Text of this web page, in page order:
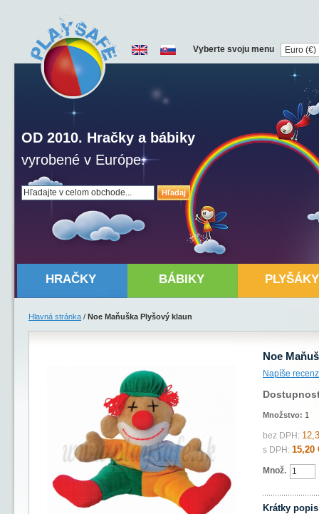
Hľadaj
OD 2010. Hračky a bábiky
vyrobené v Európe.
Vyberte svoju menu
HRAČKY BÁBIKY PLYŠÁKY
Hlavná stránka / Noe Maňuška Plyšový klaun
Noe
Napíše
Množstvo: 1
bez DPH:
s DPH: 15,20
Množ.
Krátky popis